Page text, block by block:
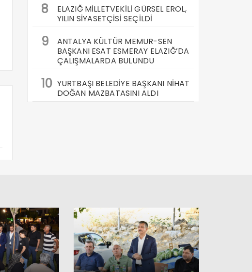
8
ELAZIĞ MİLLETVEKİLİ GÜRSEL EROL,
YILIN SİYASETÇİSİ SEÇİLDİ
9
ANTALYA KÜLTÜR MEMUR-SEN
BAŞKANI ESAT ESMERAY ELAZIĞ’DA
ÇALIŞMALARDA BULUNDU
10 YURTBAŞI BELEDİYE BAŞKANI NİHAT
DOĞAN MAZBATASINI ALDI